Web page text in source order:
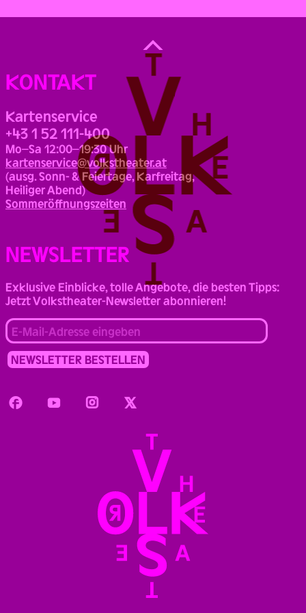
Back
to
KONTAKT
Kartenservice
+43 1 52 111-400
Mo–Sa 12:00–19:30 Uhr
kartenservice@volkstheater.at
(ausg. Sonn- & Feiertage, Karfreitag,
Heiliger Abend)
Sommeröffnungszeiten
NEWSLETTER
Exklusive Einblicke, tolle Angebote, die besten Tipps:
Jetzt Volkstheater-Newsletter abonnieren!
FacebookYoutube InstagramTwitter